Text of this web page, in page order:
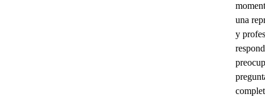
una
y